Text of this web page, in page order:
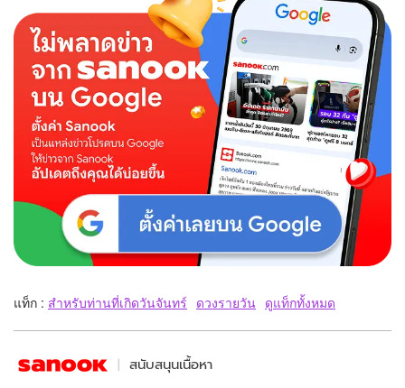
แท็ก : สำหรับท่านที่เกิดวันจันทร์ ดวงรายวัน ดูแท็กทั้งหมด
สนับสนุนเนื้อหา